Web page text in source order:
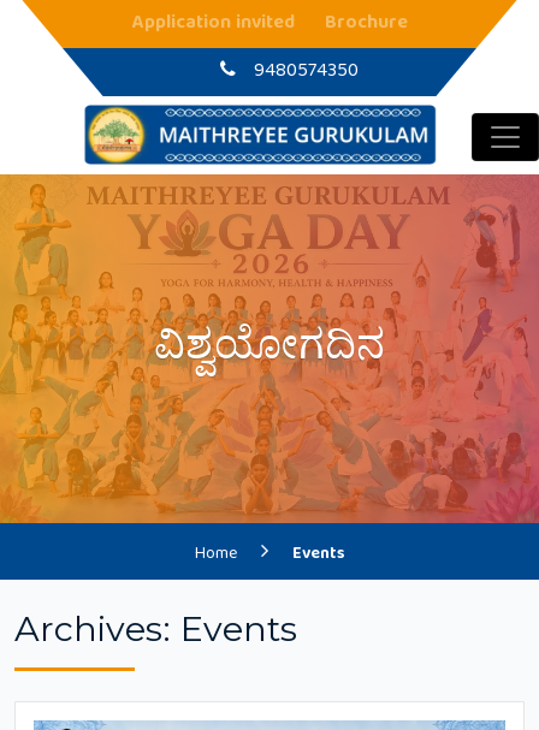
Main Navigation
Application invited
Brochure
9480574350
ವಿಶ್ವಯೋಗದಿನ
Home Events
Archives: Events